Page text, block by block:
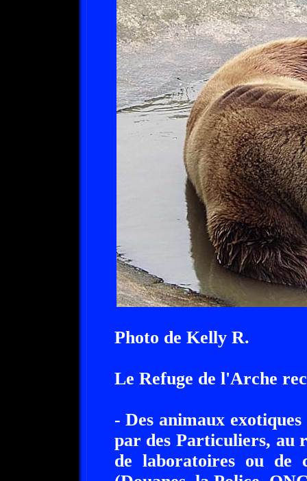
Photo de Kelly R.
Le Refuge de l'Arche
- Des animaux
par des Particuliers, au
de laboratoires ou de